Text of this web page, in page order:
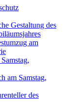
Gestaltung des
am
am Samstag,
des